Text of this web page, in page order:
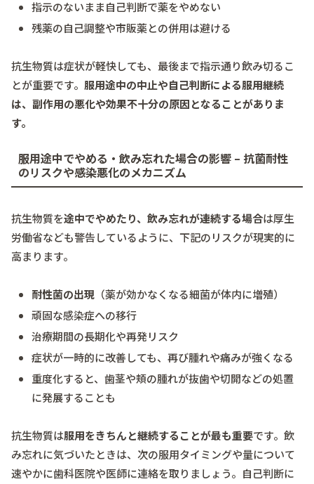
指示のないまま自己判断で薬をやめない
残薬の自己調整や市販薬との併用は避ける
抗生物質は症状が軽快しても、最後まで指示通り飲み切るこ
とが重要です。 服用途中の中止や自己判断による服用継続
は、副作用の悪化や効果不十分の原因となることがありま
す。
服用途中でやめる・飲み忘れた場合の影響 – 抗菌耐性
のリスクや感染悪化のメカニズム
抗生物質を途中でやめたり、飲み忘れが連続する場合は厚生
労働省なども警告しているように、下記のリスクが現実的に
高まります。
耐性菌の出現 （薬が効かなくなる細菌が体内に増殖）
頑固な感染症への移行
治療期間の長期化や再発リスク
症状が一時的に改善しても、再び腫れや痛みが強くなる
重度化すると、歯茎や頬の腫れが抜歯や切開などの処置
に発展することも
抗生物質は服用をきちんと継続することが最も重要です。飲
み忘れに気づいたときは、次の服用タイミングや量について
速やかに歯科医院や医師に連絡を取りましょう。自己判断に